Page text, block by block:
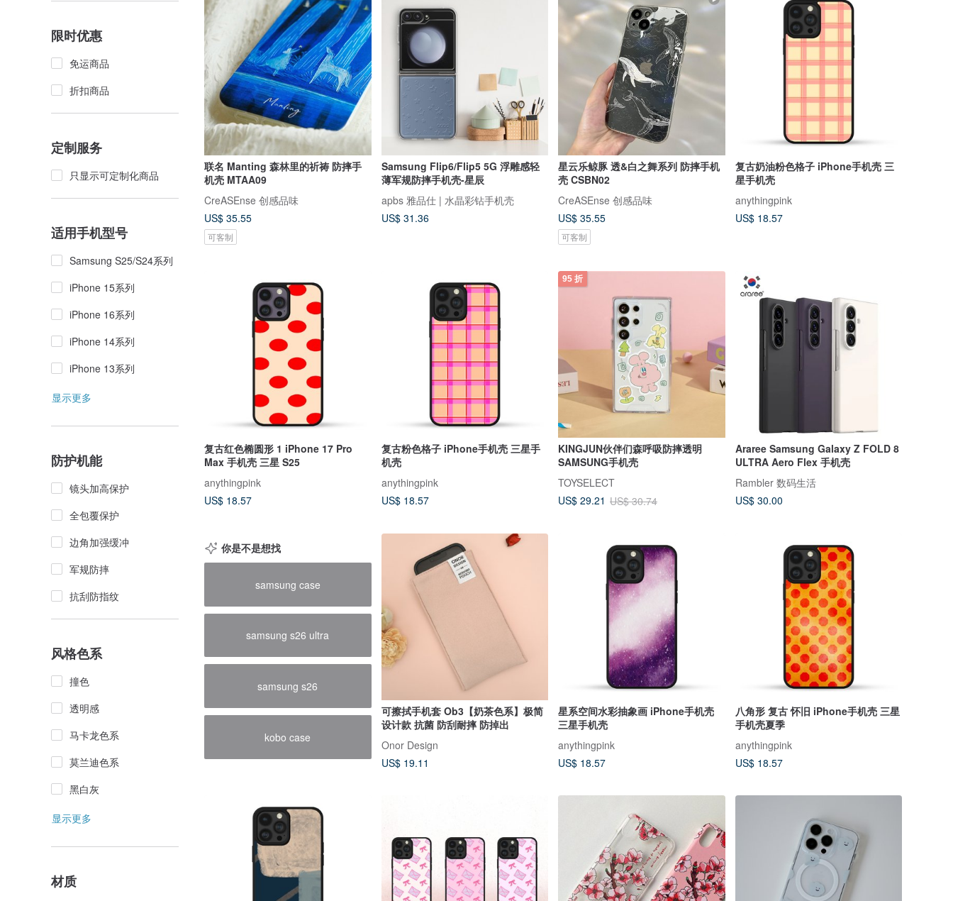
限时优惠
免运商品
折扣商品
定制服务
只显示可定制化商品
适用手机型号
Samsung S25/S24系列
iPhone 15系列
iPhone 16系列
iPhone 14系列
iPhone 13系列
显示更多
防护机能
镜头加高保护
全包覆保护
边角加强缓冲
军规防摔
抗刮防指纹
风格色系
撞色
透明感
马卡龙色系
莫兰迪色系
黑白灰
显示更多
材质
联名 Manting 森林里的祈祷 防摔手
机壳 MTAA09
CreASEnse 创感品味
US$ 35.55
可客制
Samsung Flip6/Flip5 5G 浮雕感轻
薄军规防摔手机壳-星辰
apbs 雅品仕 | 水晶彩钻手机壳
US$ 31.36
星云乐鲸豚 透&白之舞系列 防摔手机
壳 CSBN02
CreASEnse 创感品味
US$ 35.55
可客制
复古奶油粉色格子 iPhone手机壳 三
星手机壳
anythingpink
US$ 18.57
复古红色椭圆形 1 iPhone 17 Pro
Max 手机壳 三星 S25
anythingpink
US$ 18.57
复古粉色格子 iPhone手机壳 三星手
机壳
anythingpink
US$ 18.57
95 折
KINGJUN伙伴们森呼吸防摔透明
SAMSUNG手机壳
TOYSELECT
US$ 29.21 US$ 30.74
Araree Samsung Galaxy Z FOLD 8
ULTRA Aero Flex 手机壳
Rambler 数码生活
US$ 30.00
你是不是想找
samsung case
samsung s26 ultra
samsung s26
kobo case
可擦拭手机套 Ob3【奶茶色系】极简
设计款 抗菌 防刮耐摔 防掉出
Onor Design
US$ 19.11
星系空间水彩抽象画 iPhone手机壳
三星手机壳
anythingpink
US$ 18.57
八角形 复古 怀旧 iPhone手机壳 三星
手机壳夏季
anythingpink
US$ 18.57